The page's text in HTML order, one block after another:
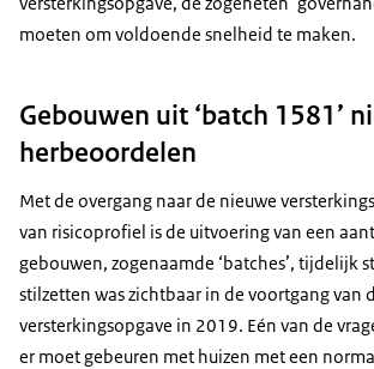
moeten om voldoende snelheid te maken.
Gebouwen uit ‘batch 1581’
herbeoordelen
Met de overgang naar de nieuwe
van risicoprofiel is de uitvoering van een
gebouwen, zogenaamde ‘batches’, tijdelijk
stilzetten was zichtbaar in de voortgang van
versterkingsopgave in 2019. Eén van de
er moet gebeuren met huizen met een